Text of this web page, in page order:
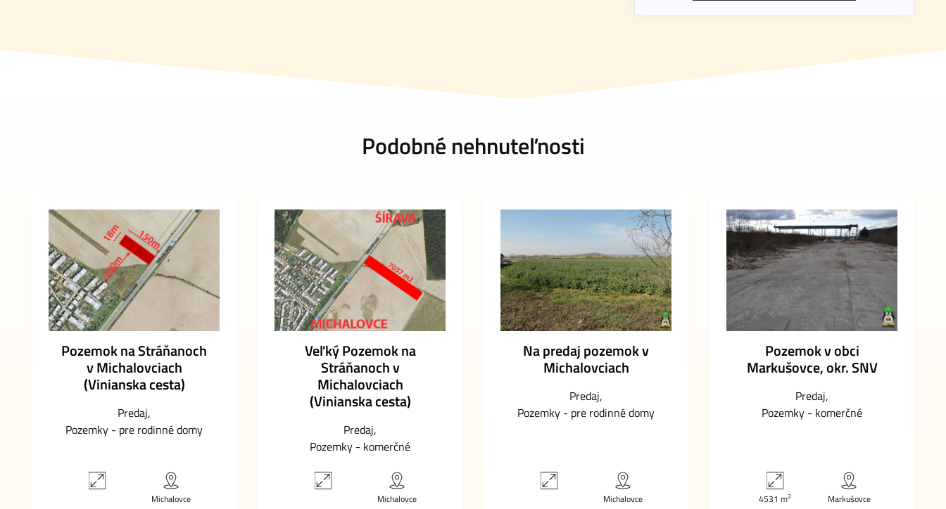
Podobné nehnuteľnosti
Pozemok na Stráňanoch
v Michalovciach
(Vinianska cesta)
Predaj
Pozemky - pre rodinné domy
Michalovce
Veľký Pozemok na
Stráňanoch v
Michalovciach
(Vinianska cesta)
Predaj
Pozemky - komerčné
Michalovce
Na predaj pozemok v
Michalovciach
Predaj
Pozemky - pre rodinné domy
Michalovce
Pozemok v obci
Markušovce, okr. SNV
Predaj
Pozemky - komerčné
4531 m2 Markušovce